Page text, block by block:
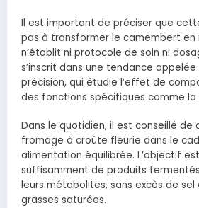
Il est important de préciser que
pas à transformer le camembert en
n’établit ni protocole de soin ni
s’inscrit dans une tendance
précision, qui étudie l’effet de
des fonctions spécifiques comme la
Dans le quotidien, il est conseillé de
fromage à croûte fleurie dans le
alimentation équilibrée. L’objectif
suffisamment de produits
leurs métabolites, sans excès de
grasses saturées.